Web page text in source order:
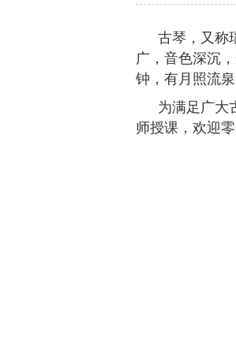
古琴，又称
广，音色深沉
钟，有月照流
为满足广大
师授课，欢迎